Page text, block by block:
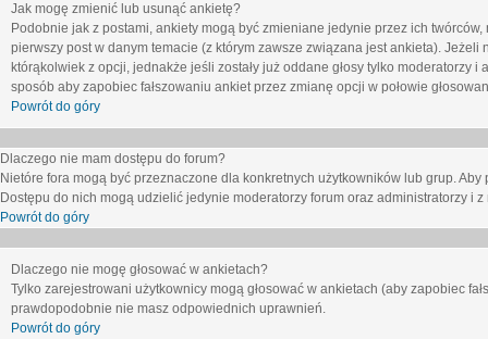
Jak mogę zmienić lub usunąć ankietę?
Podobnie jak z postami, ankiety mogą być zmieniane jedynie przez ich
pierwszy post w danym temacie (z którym zawsze związana jest ankieta).
którąkolwiek z opcji, jednakże jeśli zostały już oddane głosy tylko
sposób aby zapobiec fałszowaniu ankiet przez zmianę opcji w połowie
Powrót do góry
Dlaczego nie mam dostępu do forum?
Nietóre fora mogą być przeznaczone dla konkretnych użytkowników lub grup.
Dostępu do nich mogą udzielić jedynie moderatorzy forum oraz administratorzy i
Powrót do góry
Dlaczego nie mogę głosować w ankietach?
Tylko zarejestrowani użytkownicy mogą głosować w ankietach (aby zapobiec
prawdopodobnie nie masz odpowiednich uprawnień.
Powrót do góry